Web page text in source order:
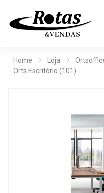
Home Loja
Orts Escritório (101)